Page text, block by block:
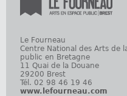
Le Fourneau
Centre National des Arts de
public en Bretagne
11 Quai de la Douane
29200 Brest
Tél. 02 98 46 19 46
www.lefourneau.com